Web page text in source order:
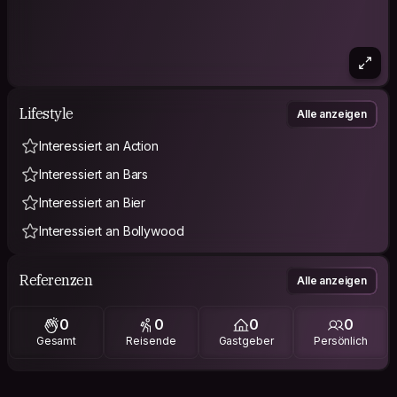
Lifestyle Alle anzeigen
Interessiert an Action
Interessiert an Bars
Interessiert an Bier
Interessiert an Bollywood
Referenzen Alle anzeigen
0
Gesamt
0
Reisende
0
Gastgeber
0
Persönlich